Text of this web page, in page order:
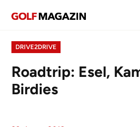
DRIVE2DRIVE
Roadtrip: Esel,
Birdies